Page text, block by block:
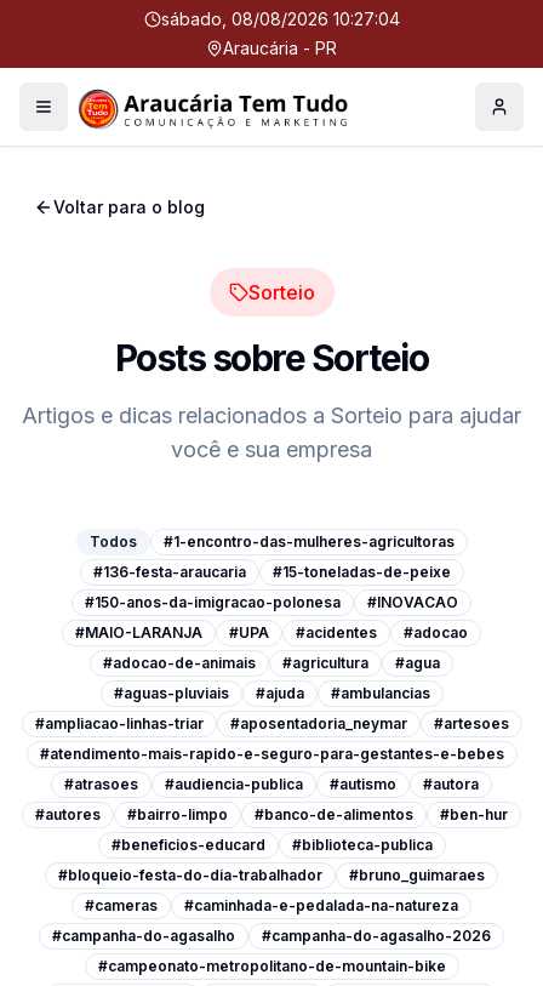
sábado, 08/08/2026 10:27:04
Araucária - PR
Menu Perfil
Voltar para o blog
Sorteio
Posts sobreSorteio
Artigos e dicas relacionados a Sorteio para ajudar
você e sua empresa
Todos
#1-encontro-das-mulheres-agricultoras
#136-festa-araucaria
#15-toneladas-de-peixe
#150-anos-da-imigracao-polonesa
#INOVACAO
#MAIO-LARANJA
#UPA #acidentes
#adocao
#adocao-de-animais
#agricultura
#agua
#aguas-pluviais
#ajuda
#ambulancias
#ampliacao-linhas-triar
#aposentadoria_neymar
#artesoes
#atendimento-mais-rapido-e-seguro-para-gestantes-e-bebes
#atrasoes
#audiencia-publica #autismo
#autora
#autores
#bairro-limpo #banco-de-alimentos
#ben-hur
#beneficios-educard
#biblioteca-publica
#bloqueio-festa-do-dia-trabalhador
#bruno_guimaraes
#cameras
#caminhada-e-pedalada-na-natureza
#campanha-do-agasalho
#campanha-do-agasalho-2026
#campeonato-metropolitano-de-mountain-bike